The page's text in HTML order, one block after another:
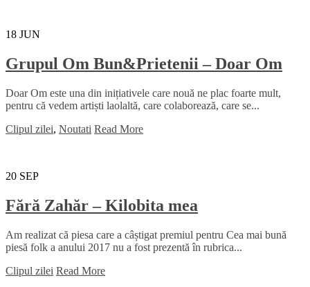
18 JUN
Grupul Om Bun&Prietenii – Doar Om
Doar Om este una din inițiativele care nouă ne plac foarte mult,
pentru că vedem artiști laolaltă, care colaborează, care se...
Clipul zilei, Noutati Read More
20 SEP
Fără Zahăr – Kilobita mea
Am realizat că piesa care a câștigat premiul pentru Cea mai bună
piesă folk a anului 2017 nu a fost prezentă în rubrica...
Clipul zilei Read More